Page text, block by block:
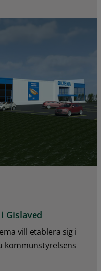
Gislaved
vill etablera sig i
kommunstyrelsens